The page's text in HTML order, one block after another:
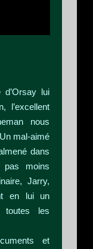
d’Orsay lui
l’excellent
nous
mal-aimé
dans
moins
Jarry,
en lui un
toutes les
et